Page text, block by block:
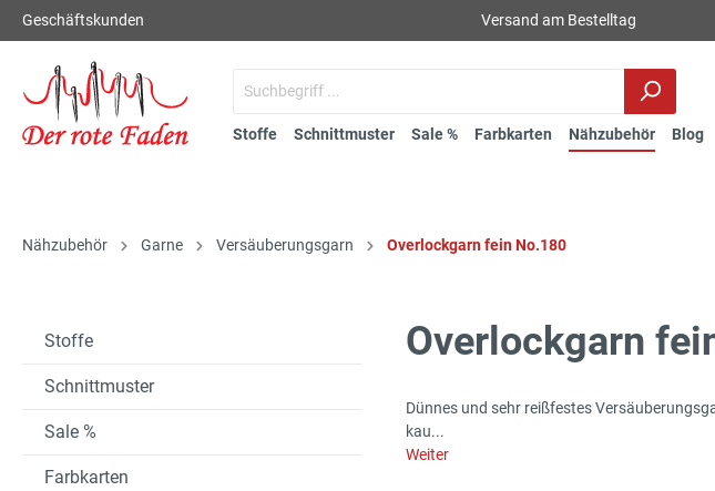
Geschäftskunden Versand am Bestelltag
Stoffe Schnittmuster Sale % Farbkarten Nähzubehör Blog
Nähzubehör Garne Versäuberungsgarn Overlockgarn fein No.180
Stoffe
Schnittmuster
Sale %
Farbkarten
Overlockgarn
Dünnes und sehr reißfestes
kau...
Weiter